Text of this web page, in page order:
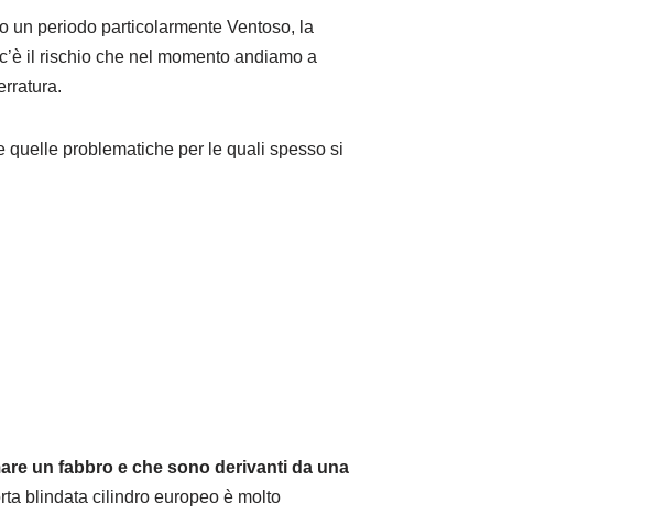
un periodo particolarmente Ventoso, la
il rischio che nel momento andiamo a
quelle problematiche per le quali spesso si
un fabbro e che sono derivanti da una
blindata cilindro europeo è molto